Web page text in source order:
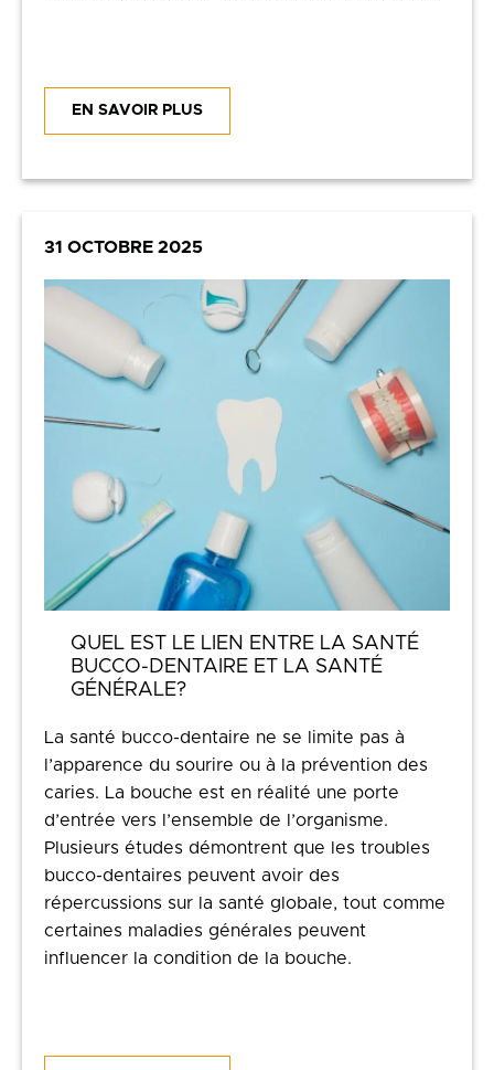
EN SAVOIR PLUS
31 OCTOBRE 2025
QUEL EST LE LIEN ENTRE LA SANTÉ
BUCCO-DENTAIRE ET LA SANTÉ
GÉNÉRALE?
La santé bucco-dentaire ne se limite pas à
l’apparence du sourire ou à la prévention des
caries. La bouche est en réalité une porte
d’entrée vers l’ensemble de l’organisme.
Plusieurs études démontrent que les troubles
bucco-dentaires peuvent avoir des
répercussions sur la santé globale, tout comme
certaines maladies générales peuvent
influencer la condition de la bouche.